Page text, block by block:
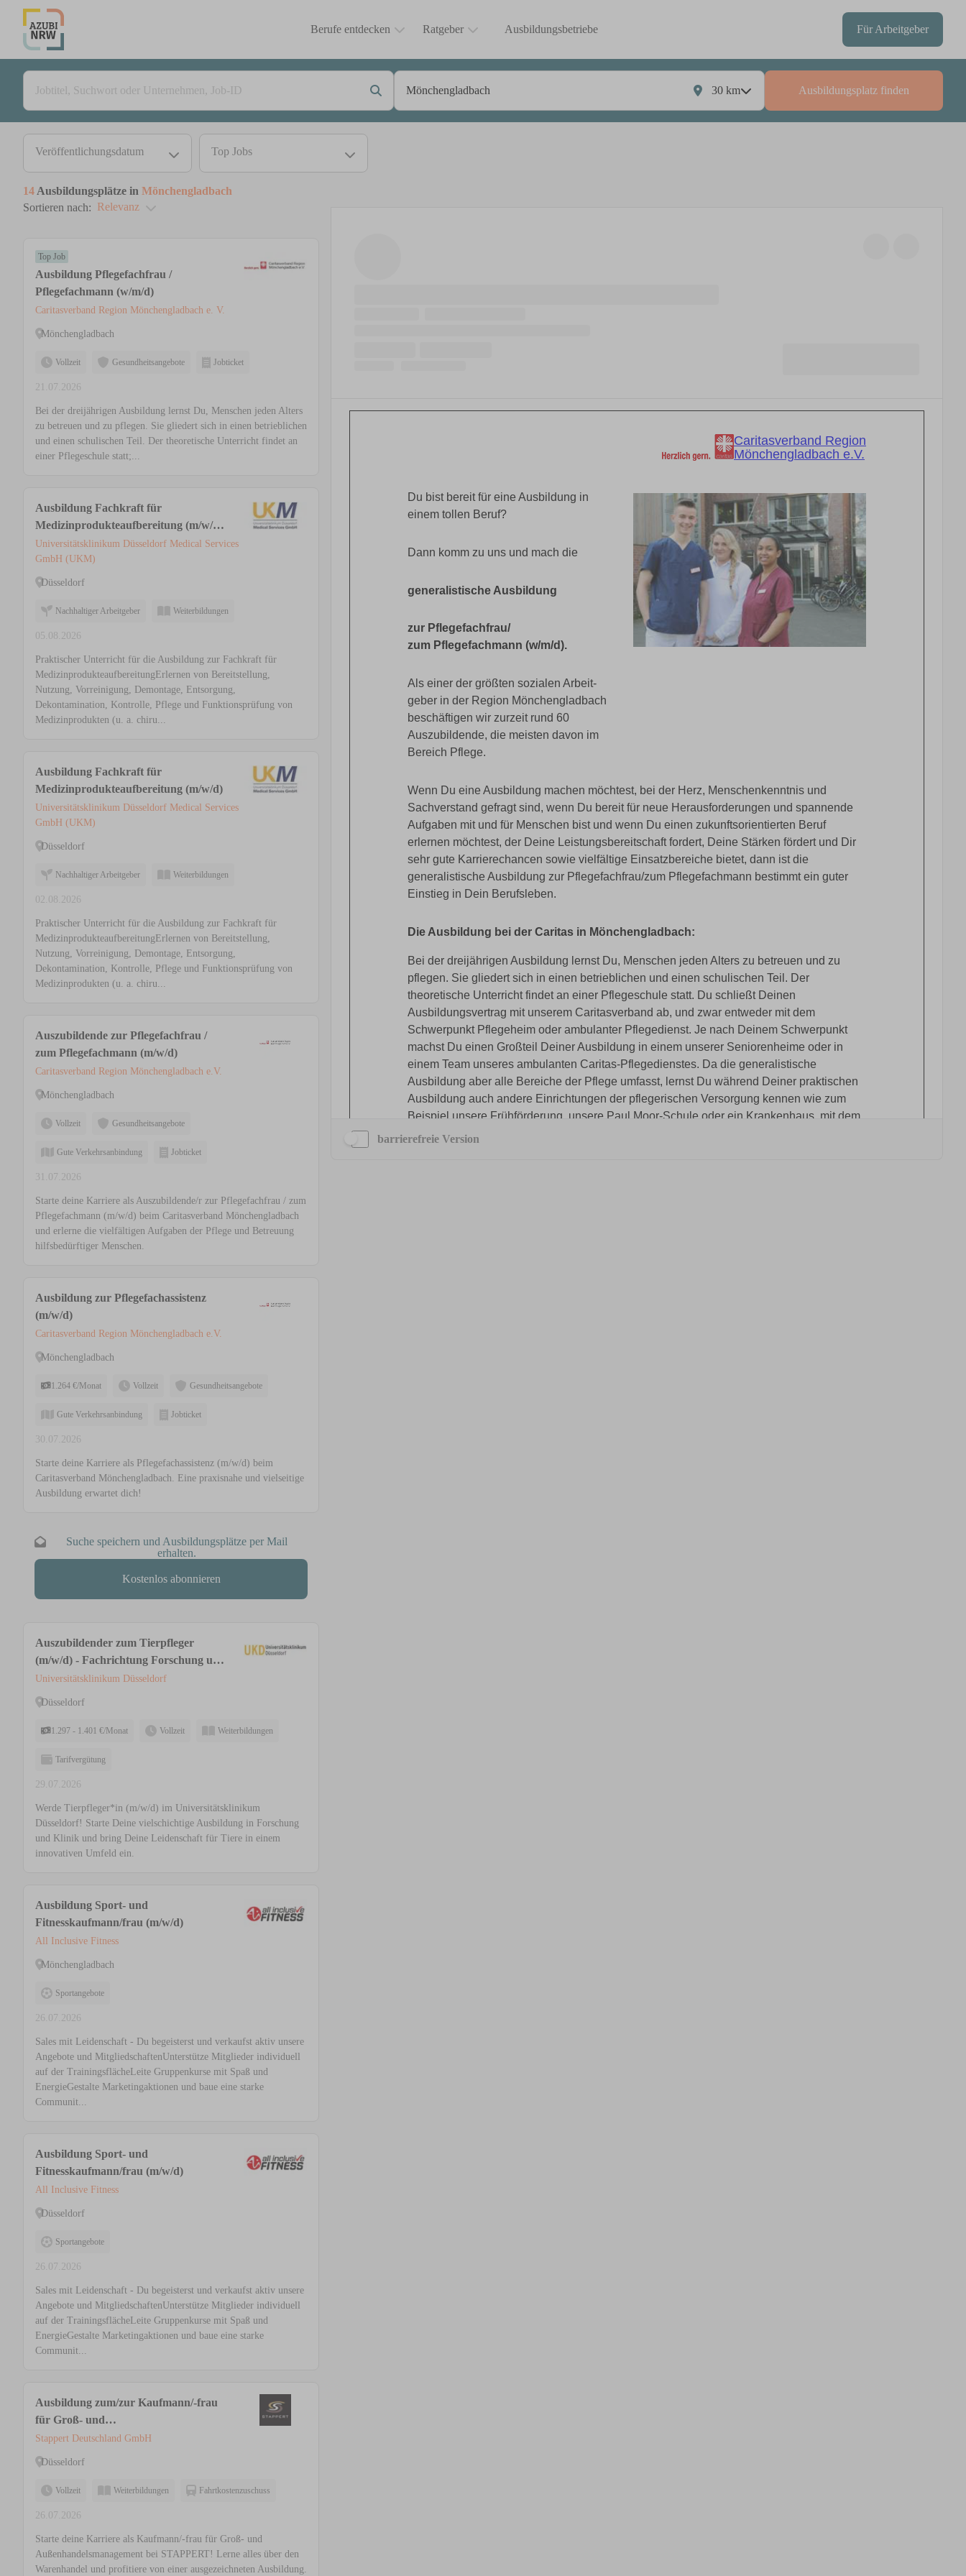
Berufe entdecken Ratgeber Ausbildungsbetriebe Für Arbeitgeber
30 km Ausbildungsplatz finden
Veröffentlichungsdatum Top Jobs
14 Ausbildungsplätze in Mönchengladbach
Sortieren nach: Relevanz
Top Job
Ausbildung Pflegefachfrau /
Pflegefachmann (w/m/d)
Caritasverband Region Mönchengladbach e. V.
Mönchengladbach
Vollzeit Gesundheitsangebote Jobticket
21.07.2026
Bei der dreijährigen Ausbildung lernst Du, Menschen jeden Alters
zu betreuen und zu pflegen. Sie gliedert sich in einen betrieblichen
und einen schulischen Teil. Der theoretische Unterricht findet an
einer Pflegeschule statt;...
Ausbildung Fachkraft für
Medizinprodukteaufbereitung (m/w/d)
in der AEMP / ZSVA
Universitätsklinikum Düsseldorf Medical Services
GmbH (UKM)
Düsseldorf
Nachhaltiger Arbeitgeber Weiterbildungen
05.08.2026
Praktischer Unterricht für die Ausbildung zur Fachkraft für
MedizinprodukteaufbereitungErlernen von Bereitstellung,
Nutzung, Vorreinigung, Demontage, Entsorgung,
Dekontamination, Kontrolle, Pflege und Funktionsprüfung von
Medizinprodukten (u. a. chiru...
Ausbildung Fachkraft für
Medizinprodukteaufbereitung (m/w/d)
Universitätsklinikum Düsseldorf Medical Services
GmbH (UKM)
Düsseldorf
Nachhaltiger Arbeitgeber Weiterbildungen
02.08.2026
Praktischer Unterricht für die Ausbildung zur Fachkraft für
MedizinprodukteaufbereitungErlernen von Bereitstellung,
Nutzung, Vorreinigung, Demontage, Entsorgung,
Dekontamination, Kontrolle, Pflege und Funktionsprüfung von
Medizinprodukten (u. a. chiru...
Auszubildende zur Pflegefachfrau /
zum Pflegefachmann (m/w/d)
Caritasverband Region Mönchengladbach e.V.
Mönchengladbach
Vollzeit Gesundheitsangebote
Gute Verkehrsanbindung Jobticket
31.07.2026
Starte deine Karriere als Auszubildende/r zur Pflegefachfrau / zum
Pflegefachmann (m/w/d) beim Caritasverband Mönchengladbach
und erlerne die vielfältigen Aufgaben der Pflege und Betreuung
hilfsbedürftiger Menschen.
Ausbildung zur Pflegefachassistenz
(m/w/d)
Caritasverband Region Mönchengladbach e.V.
Mönchengladbach
1.264 €/Monat Vollzeit Gesundheitsangebote
Gute Verkehrsanbindung Jobticket
30.07.2026
Starte deine Karriere als Pflegefachassistenz (m/w/d) beim
Caritasverband Mönchengladbach. Eine praxisnahe und vielseitige
Ausbildung erwartet dich!
Suche speichern und Ausbildungsplätze per Mail
erhalten.
Kostenlos abonnieren
Auszubildender zum Tierpfleger
(m/w/d) - Fachrichtung Forschung und
Klinik
Universitätsklinikum Düsseldorf
Düsseldorf
1.297 - 1.401 €/Monat Vollzeit Weiterbildungen
Tarifvergütung
29.07.2026
Werde Tierpfleger*in (m/w/d) im Universitätsklinikum
Düsseldorf! Starte Deine vielschichtige Ausbildung in Forschung
und Klinik und bring Deine Leidenschaft für Tiere in einem
innovativen Umfeld ein.
Ausbildung Sport- und
Fitnesskaufmann/frau (m/w/d)
All Inclusive Fitness
Mönchengladbach
Sportangebote
26.07.2026
Sales mit Leidenschaft - Du begeisterst und verkaufst aktiv unsere
Angebote und MitgliedschaftenUnterstütze Mitglieder individuell
auf der TrainingsflächeLeite Gruppenkurse mit Spaß und
EnergieGestalte Marketingaktionen und baue eine starke
Communit...
Ausbildung Sport- und
Fitnesskaufmann/frau (m/w/d)
All Inclusive Fitness
Düsseldorf
Sportangebote
26.07.2026
Sales mit Leidenschaft - Du begeisterst und verkaufst aktiv unsere
Angebote und MitgliedschaftenUnterstütze Mitglieder individuell
auf der TrainingsflächeLeite Gruppenkurse mit Spaß und
EnergieGestalte Marketingaktionen und baue eine starke
Communit...
Ausbildung zum/zur Kaufmann/-frau
für Groß- und
Außenhandelsmanagement (m/w/d)
Schwerpunkt Großhandel
Stappert Deutschland GmbH
Düsseldorf
Vollzeit Weiterbildungen Fahrtkostenzuschuss
26.07.2026
Starte deine Karriere als Kaufmann/-frau für Groß- und
Außenhandelsmanagement bei STAPPERT! Lerne alles über den
Warenhandel und profitiere von einer ausgezeichneten Ausbildung.
barrierefreie Version